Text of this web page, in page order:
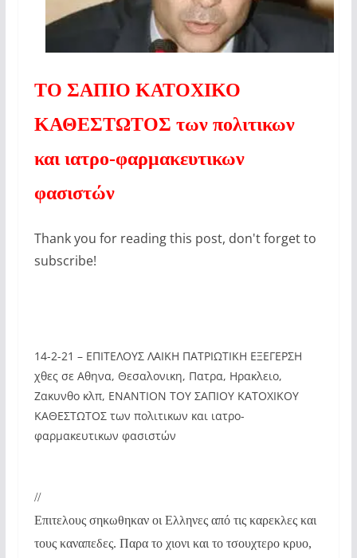
ΤΟ ΣΑΠΙΟ ΚΑΤΟΧΙΚΟ
ΚΑΘΕΣΤΩΤΟΣ των πολιτικων
και ιατρο-φαρμακευτικων
φασιστών
Thank you for reading this post, don't forget to
subscribe!
14-2-21 – ΕΠΙΤΕΛΟΥΣ ΛΑΙΚΗ ΠΑΤΡΙΩΤΙΚΗ ΕΞΕΓΕΡΣΗ
χθες σε Αθηνα, Θεσαλονικη, Πατρα, Ηρακλειο,
Ζακυνθο κλπ, ΕΝΑΝΤΙΟΝ ΤΟΥ ΣΑΠΙΟΥ ΚΑΤΟΧΙΚΟΥ
ΚΑΘΕΣΤΩΤΟΣ των πολιτικων και ιατρο-
φαρμακευτικων φασιστών
//
Επιτελους σηκωθηκαν οι Ελληνες από τις καρεκλες και
τους καναπεδες. Παρα το χιονι και το τσουχτερο κρυο,